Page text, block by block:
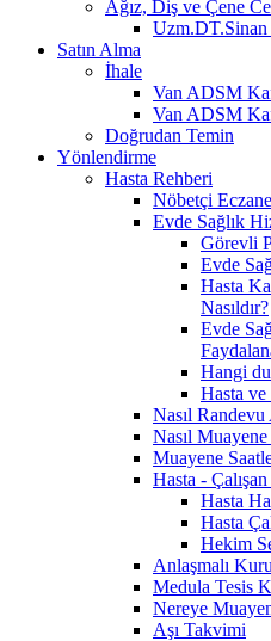
Ağız, Diş ve Çene
Satın Alma
İhale
Van ADSM
Van ADSM
Doğrudan Temin
Yönlendirme
Hasta Rehberi
Nöbetçi
Evde Sağlık
Görevli
Evde
Hasta
Nasıldır?
Evde
Hangi
Hasta ve
Nasıl Randevu
Nasıl
Muayene
Hasta -
Hasta
Hasta
Hekim
Anlaşmalı
Medula Tesis
Nereye
Aşı Takvimi